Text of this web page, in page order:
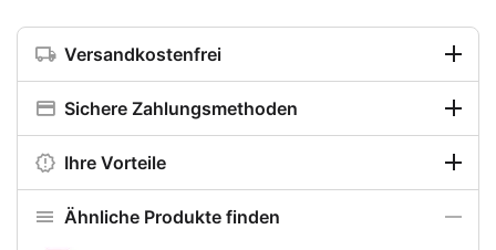
Versandkostenfrei
Sichere Zahlungsmethoden
Ihre Vorteile
Ähnliche Produkte finden